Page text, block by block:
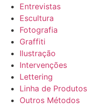
Entrevistas
Escultura
Fotografia
Graffiti
Ilustração
Intervenções
Lettering
Linha de Produtos
Outros Métodos